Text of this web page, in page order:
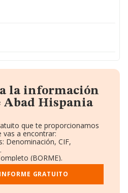
la información
Abad Hispania
que te proporcionamos
vas a encontrar:
Denominación, CIF,
(BORME).
Ventas y Empleados.
y Administradores.
GRATUITO